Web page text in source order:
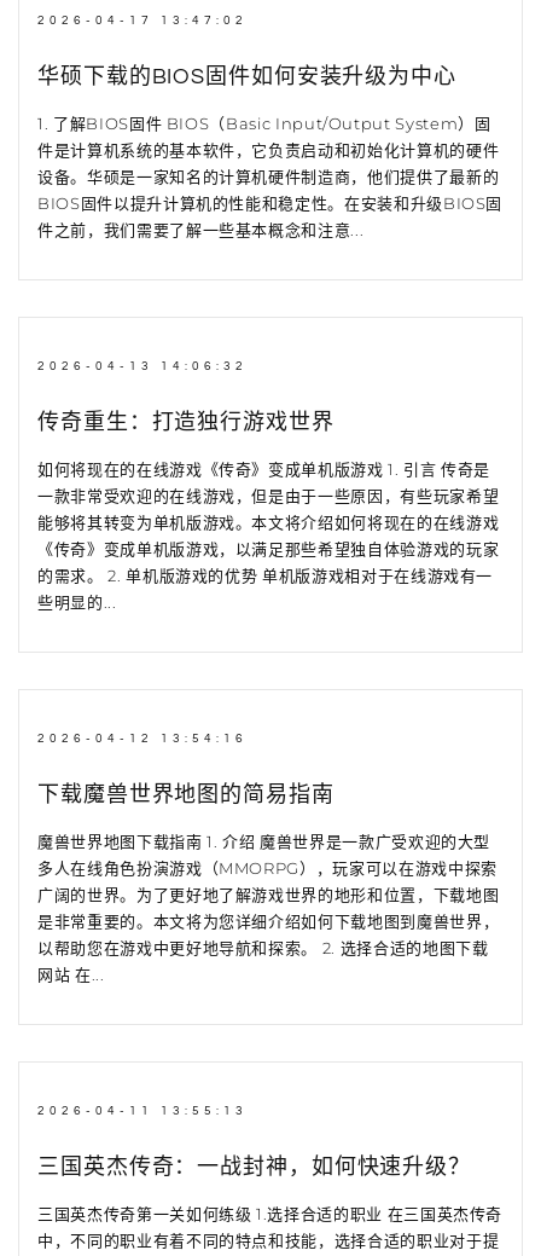
2026-04-17 13:47:02
华硕下载的BIOS固件如何安装升级为中心
1. 了解BIOS固件 BIOS（Basic Input/Output System）固
件是计算机系统的基本软件，它负责启动和初始化计算机的硬件
设备。华硕是一家知名的计算机硬件制造商，他们提供了最新的
BIOS固件以提升计算机的性能和稳定性。在安装和升级BIOS固
件之前，我们需要了解一些基本概念和注意...
2026-04-13 14:06:32
传奇重生：打造独行游戏世界
如何将现在的在线游戏《传奇》变成单机版游戏 1. 引言 传奇是
一款非常受欢迎的在线游戏，但是由于一些原因，有些玩家希望
能够将其转变为单机版游戏。本文将介绍如何将现在的在线游戏
《传奇》变成单机版游戏，以满足那些希望独自体验游戏的玩家
的需求。 2. 单机版游戏的优势 单机版游戏相对于在线游戏有一
些明显的...
2026-04-12 13:54:16
下载魔兽世界地图的简易指南
魔兽世界地图下载指南 1. 介绍 魔兽世界是一款广受欢迎的大型
多人在线角色扮演游戏（MMORPG），玩家可以在游戏中探索
广阔的世界。为了更好地了解游戏世界的地形和位置，下载地图
是非常重要的。本文将为您详细介绍如何下载地图到魔兽世界，
以帮助您在游戏中更好地导航和探索。 2. 选择合适的地图下载
网站 在...
2026-04-11 13:55:13
三国英杰传奇：一战封神，如何快速升级？
三国英杰传奇第一关如何练级 1.选择合适的职业 在三国英杰传奇
中，不同的职业有着不同的特点和技能，选择合适的职业对于提